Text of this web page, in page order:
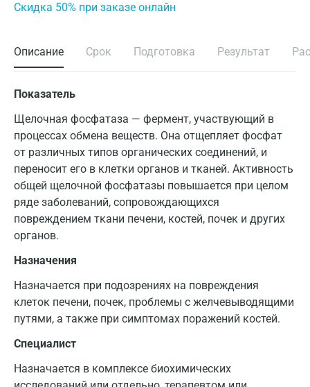
Cкидка 50% при заказе онлайн
Описание Срок Подготовка Результат
Показатель
Щелочная фосфатаза — фермент, участвующий в
процессах обмена веществ. Она отщепляет фосфат
от различных типов органических соединений, и
переносит его в клетки органов и тканей. Активность
общей щелочной фосфатазы повышается при целом
ряде заболеваний, сопровождающихся
повреждением ткани печени, костей, почек и других
органов.
Назначения
Назначается при подозрениях на повреждения
клеток печени, почек, проблемы с желчевыводящими
путями, а также при симптомах поражений костей.
Специалист
Назначается в комплексе биохимических